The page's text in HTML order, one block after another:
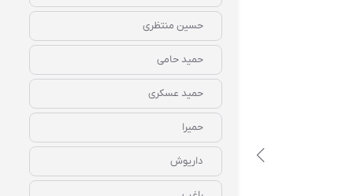
دانلود رایگان آهنگ‌ بیکلام جان جوانی ابی
حسین منتظری
حمید حامی
حمید عسکری
حمیرا
داریوش